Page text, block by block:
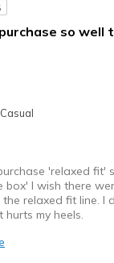
so well
Casual
'relaxed fit'
box' I wish there
relaxed fit line. I
hurts my heels.